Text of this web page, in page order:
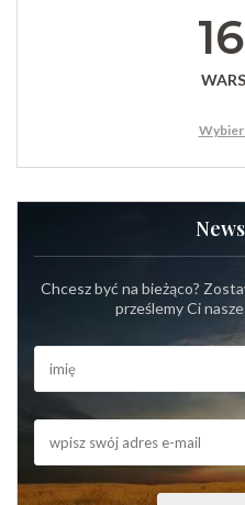
Chcesz być na bieżąco?
prześlemy Ci